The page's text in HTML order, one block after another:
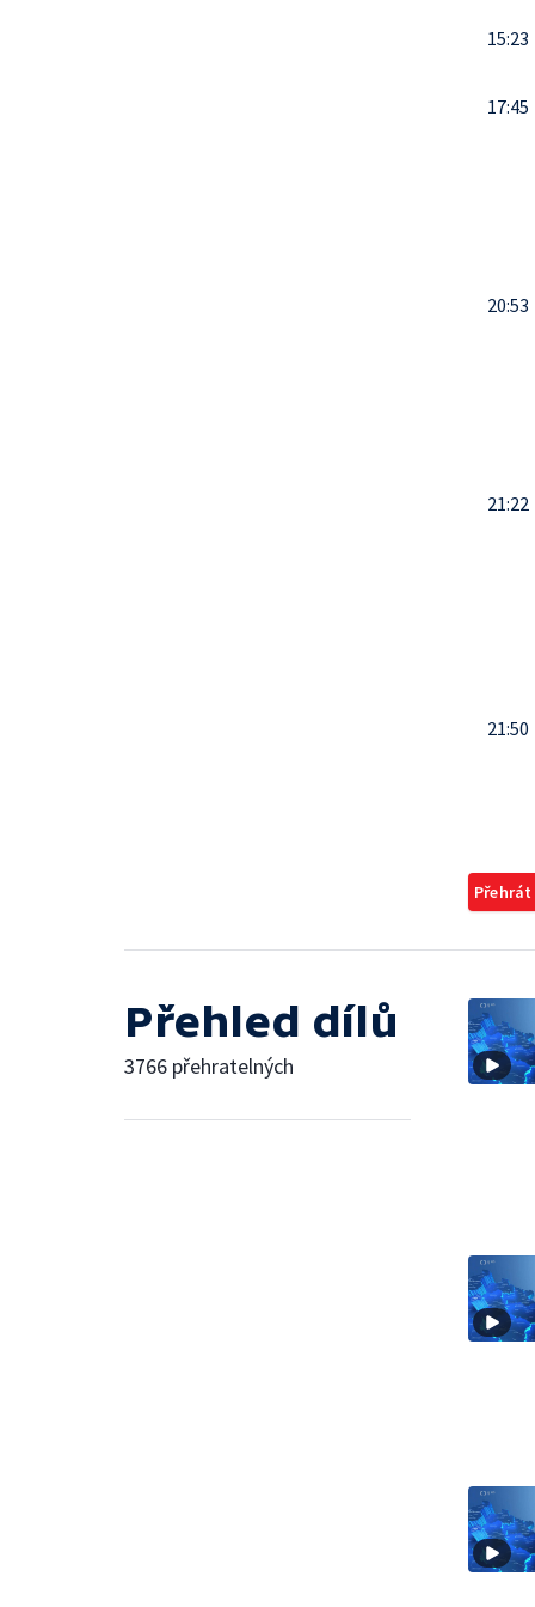
15:23
17:45
20:53
21:22
21:50
Přehled dílů
3766 přehratelných